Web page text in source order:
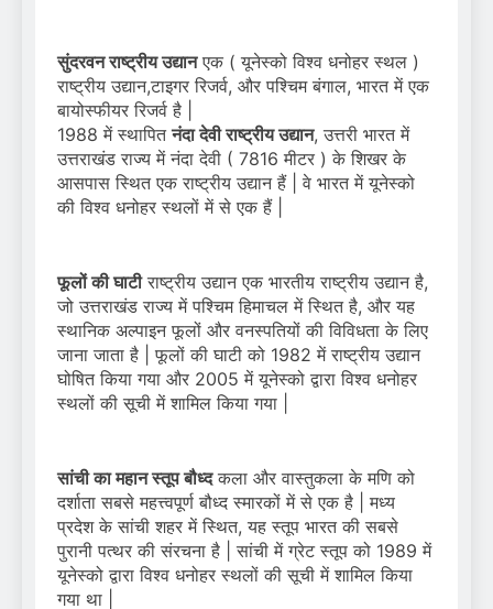
सुंदरवन राष्ट्रीय उद्यानएक ( यूनेस्को विश्व धनोहर स्थल )
राष्ट्रीय उद्यान,टाइगर रिजर्व, और पश्चिम बंगाल, भारत में एक
बायोस्फीयर रिजर्व है |
1988 में स्थापितनंदा देवी राष्ट्रीय उद्यान, उत्तरी भारत में
उत्तराखंड राज्य में नंदा देवी ( 7816 मीटर ) के शिखर के
आसपास स्थित एक राष्ट्रीय उद्यान हैं | वे भारत में यूनेस्को
की विश्व धनोहर स्थलों में से एक हैं |
फूलों की घाटीराष्ट्रीय उद्यान एक भारतीय राष्ट्रीय उद्यान है,
जो उत्तराखंड राज्य में पश्चिम हिमाचल में स्थित है, और यह
स्थानिक अल्पाइन फूलों और वनस्पतियों की विविधता के लिए
जाना जाता है | फूलों की घाटी को 1982 में राष्ट्रीय उद्यान
घोषित किया गया और 2005 में यूनेस्को द्वारा विश्व धनोहर
स्थलों की सूची में शामिल किया गया |
सांची का महान स्तूप बौध्दकला और वास्तुकला के मणि को
दर्शाता सबसे महत्त्वपूर्ण बौध्द स्मारकों में से एक है | मध्य
प्रदेश के सांची शहर में स्थित, यह स्तूप भारत की सबसे
पुरानी पत्थर की संरचना है | सांची में ग्रेट स्तूप को 1989 में
यूनेस्को द्वारा विश्व धनोहर स्थलों की सूची में शामिल किया
गया था |